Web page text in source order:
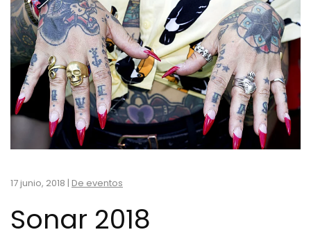
17 junio, 2018 | De eventos
Sonar 2018